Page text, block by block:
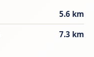
5.6 km
7.3 km